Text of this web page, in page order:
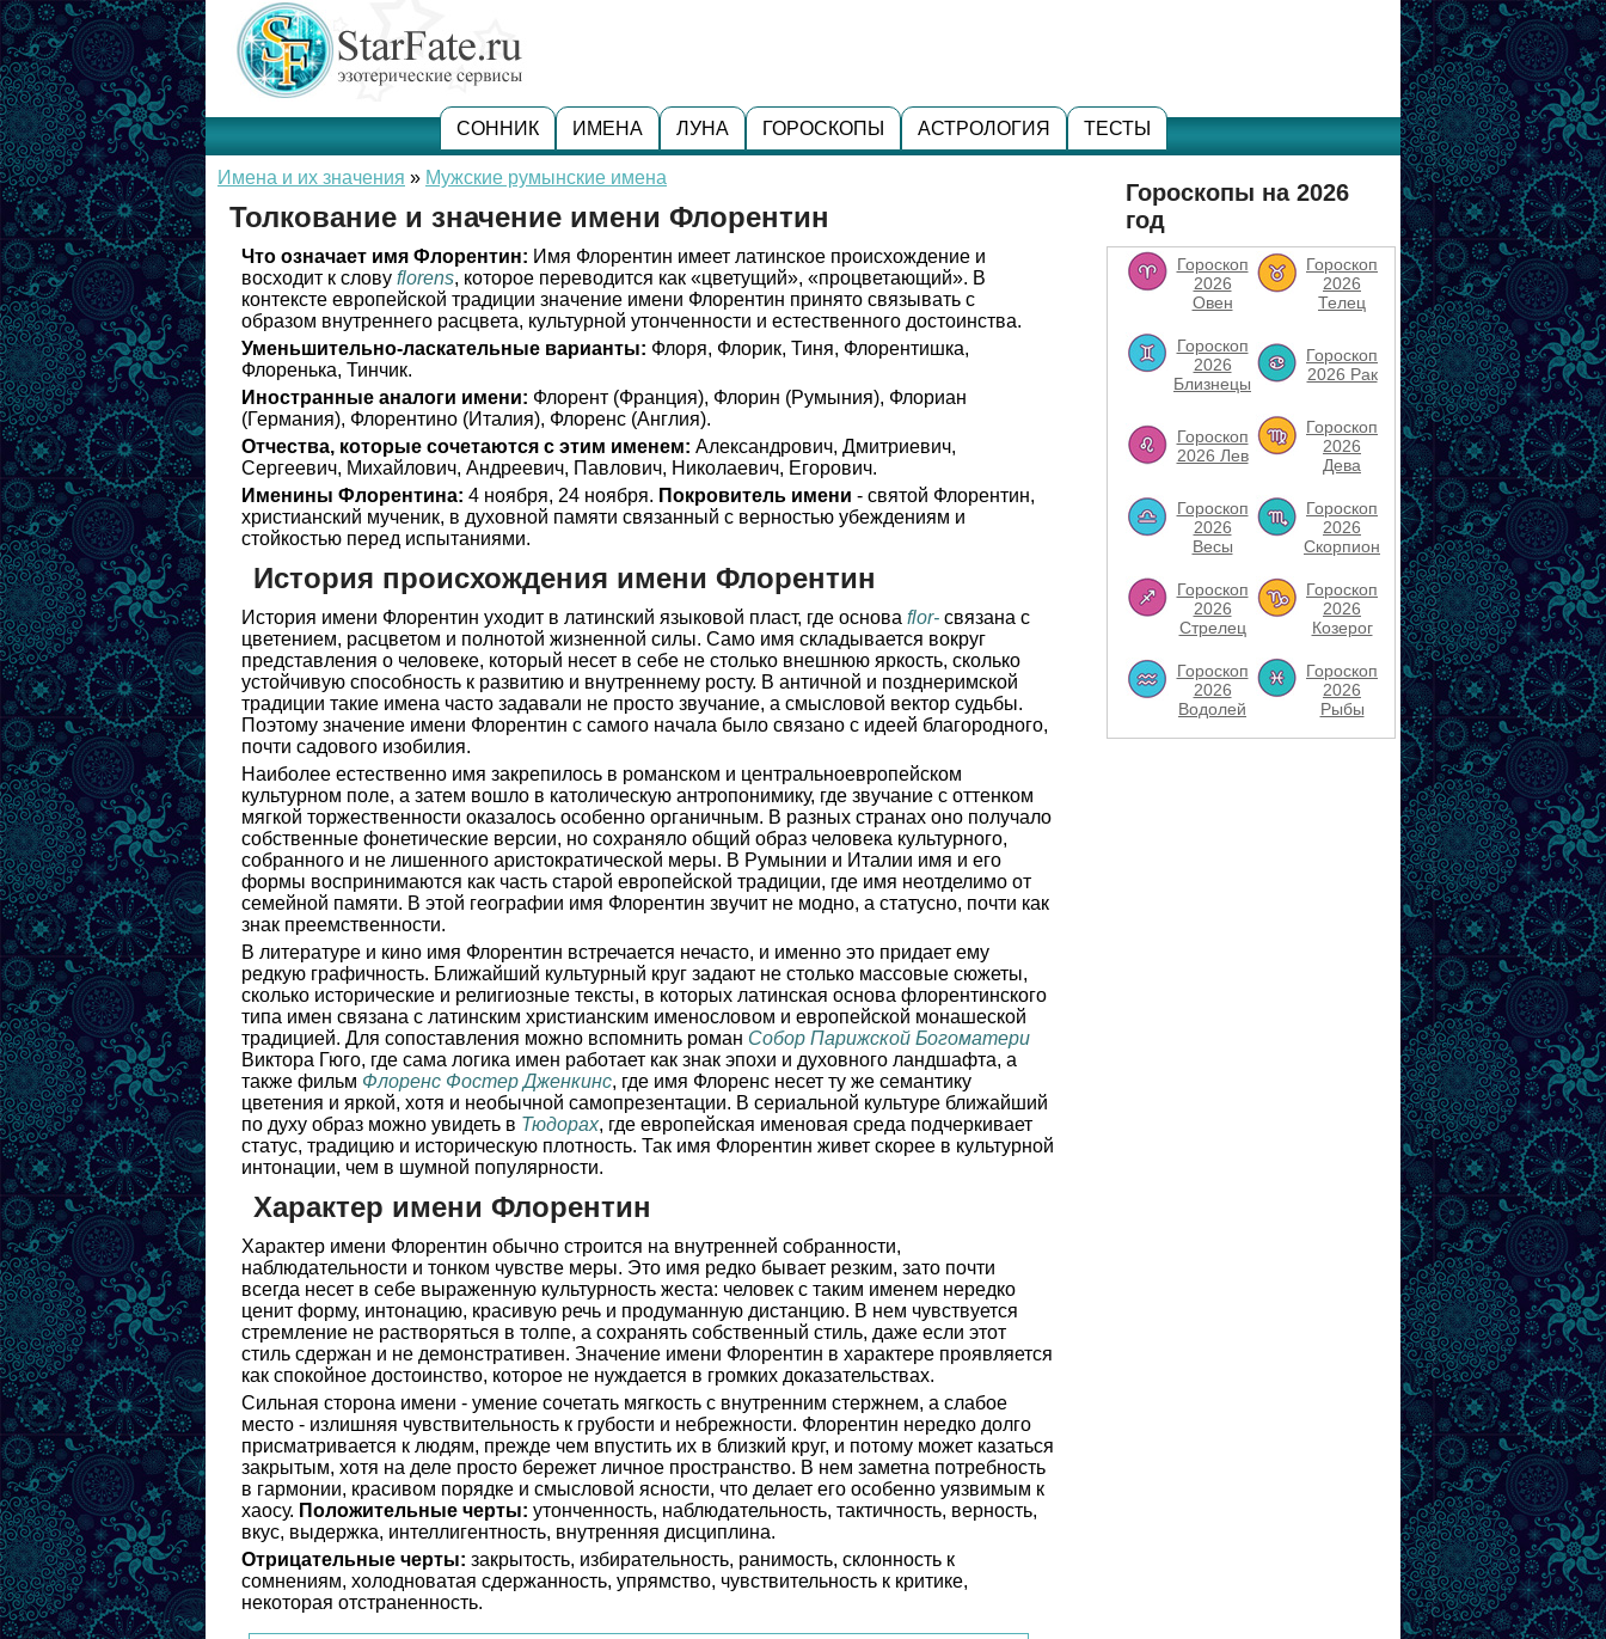
СОННИК ИМЕНА ЛУНА ГОРОСКОПЫ АСТРОЛОГИЯ ТЕСТЫ
Имена и их значения » Мужские румынские имена
Толкование и значение имени Флорентин
Что означает имя Флорентин: Имя Флорентин имеет латинское происхождение и
восходит к слову florens, которое переводится как «цветущий», «процветающий». В
контексте европейской традиции значение имени Флорентин принято связывать с
образом внутреннего расцвета, культурной утонченности и естественного достоинства.
Уменьшительно-ласкательные варианты: Флоря, Флорик, Тиня, Флорентишка,
Флоренька, Тинчик.
Иностранные аналоги имени: Флорент (Франция), Флорин (Румыния), Флориан
(Германия), Флорентино (Италия), Флоренс (Англия).
Отчества, которые сочетаются с этим именем: Александрович, Дмитриевич,
Сергеевич, Михайлович, Андреевич, Павлович, Николаевич, Егорович.
Именины Флорентина: 4 ноября, 24 ноября. Покровитель имени - святой Флорентин,
христианский мученик, в духовной памяти связанный с верностью убеждениям и
стойкостью перед испытаниями.
История происхождения имени Флорентин
История имени Флорентин уходит в латинский языковой пласт, где основа flor- связана с
цветением, расцветом и полнотой жизненной силы. Само имя складывается вокруг
представления о человеке, который несет в себе не столько внешнюю яркость, сколько
устойчивую способность к развитию и внутреннему росту. В античной и позднеримской
традиции такие имена часто задавали не просто звучание, а смысловой вектор судьбы.
Поэтому значение имени Флорентин с самого начала было связано с идеей благородного,
почти садового изобилия.
Наиболее естественно имя закрепилось в романском и центральноевропейском
культурном поле, а затем вошло в католическую антропонимику, где звучание с оттенком
мягкой торжественности оказалось особенно органичным. В разных странах оно получало
собственные фонетические версии, но сохраняло общий образ человека культурного,
собранного и не лишенного аристократической меры. В Румынии и Италии имя и его
формы воспринимаются как часть старой европейской традиции, где имя неотделимо от
семейной памяти. В этой географии имя Флорентин звучит не модно, а статусно, почти как
знак преемственности.
В литературе и кино имя Флорентин встречается нечасто, и именно это придает ему
редкую графичность. Ближайший культурный круг задают не столько массовые сюжеты,
сколько исторические и религиозные тексты, в которых латинская основа флорентинского
типа имен связана с латинским христианским именословом и европейской монашеской
традицией. Для сопоставления можно вспомнить роман Собор Парижской Богоматери
Виктора Гюго, где сама логика имен работает как знак эпохи и духовного ландшафта, а
также фильм Флоренс Фостер Дженкинс, где имя Флоренс несет ту же семантику
цветения и яркой, хотя и необычной самопрезентации. В сериальной культуре ближайший
по духу образ можно увидеть в Тюдорах, где европейская именовая среда подчеркивает
статус, традицию и историческую плотность. Так имя Флорентин живет скорее в культурной
интонации, чем в шумной популярности.
Характер имени Флорентин
Характер имени Флорентин обычно строится на внутренней собранности,
наблюдательности и тонком чувстве меры. Это имя редко бывает резким, зато почти
всегда несет в себе выраженную культурность жеста: человек с таким именем нередко
ценит форму, интонацию, красивую речь и продуманную дистанцию. В нем чувствуется
стремление не растворяться в толпе, а сохранять собственный стиль, даже если этот
стиль сдержан и не демонстративен. Значение имени Флорентин в характере проявляется
как спокойное достоинство, которое не нуждается в громких доказательствах.
Сильная сторона имени - умение сочетать мягкость с внутренним стержнем, а слабое
место - излишняя чувствительность к грубости и небрежности. Флорентин нередко долго
присматривается к людям, прежде чем впустить их в близкий круг, и потому может казаться
закрытым, хотя на деле просто бережет личное пространство. В нем заметна потребность
в гармонии, красивом порядке и смысловой ясности, что делает его особенно уязвимым к
хаосу. Положительные черты: утонченность, наблюдательность, тактичность, верность,
вкус, выдержка, интеллигентность, внутренняя дисциплина.
Отрицательные черты: закрытость, избирательность, ранимость, склонность к
сомнениям, холодноватая сдержанность, упрямство, чувствительность к критике,
некоторая отстраненность.
Гороскопы на 2026
год
Гороскоп
2026
Овен
Гороскоп
2026
Телец
Гороскоп
2026
Близнецы
Гороскоп
2026 Рак
Гороскоп
2026 Лев
Гороскоп
2026
Дева
Гороскоп
2026
Весы
Гороскоп
2026
Скорпион
Гороскоп
2026
Стрелец
Гороскоп
2026
Козерог
Гороскоп
2026
Водолей
Гороскоп
2026
Рыбы